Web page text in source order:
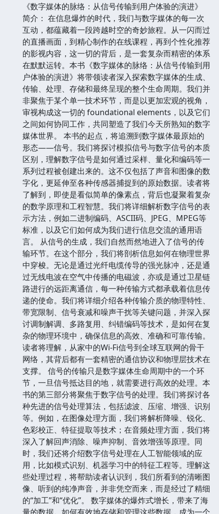
《数字媒体的脉络：从信号传输到用户体验的演进》
简介： 在信息爆炸的时代，我们与数字媒体的每一次
互动，都蕴藏着一段跨越时空的奇妙旅程。从一闪而过
的直播画面，到精心制作的在线课程，再到个性化推荐
的影视内容，这一切的背后，是一套复杂而精密的体系
在默默运转。本书《数字媒体的脉络：从信号传输到用
户体验的演进》将带领读者深入探索数字媒体的生成、
传输、处理、存储和最终呈现的整个生命周期。我们并
非聚焦于某个单一技术环节，而是以更加宏观的视角，
审视构成这一切的 foundational elements，以及它们
之间如何协同工作，共同塑造了我们今天所熟知的数字
媒体世界。 本书的起点，将追溯到数字媒体最原始的
形态——信号。我们将探讨模拟信号与数字信号的本质
区别，理解数字信号是如何通过采样、量化和编码等一
系列过程被创建出来的。这不仅包括了声音和图像的数
字化，更延伸至各种传感器捕捉到的原始数据。读者将
了解到，即使是看似简单的像素点，背后也凝聚着复杂
的数学原理和工程智慧。我们将详细解析数字信号的表
示方法，例如二进制编码、ASCII码、JPEG、MPEG等
标准，以及它们如何成为我们进行信息交流的通用语
言。 从信号的生成，我们自然而然地进入了信号的传
输环节。在这个部分，我们将剖析信息如何在物理世界
中穿梭。无论是通过光纤电缆传导的强光脉冲，还是通
过无线电波在空气中传播的电磁波，亦或是通过卫星链
路进行的远距离通信，每一种传输方式都承载着信息传
递的使命。我们将详细介绍各种传输介质的物理特性、
带宽限制、信号衰减和噪声干扰等关键问题，并深入探
讨调制解调、多路复用、纠错编码等技术，是如何在复
杂的物理环境中，确保信息的高效、准确和可靠传输。
读者将理解，从家中的Wi-Fi信号到全球互联网的骨干
网络，其背后都有一套精密的通信协议和物理层技术在
支撑。 信号的传输只是数字媒体生命周期中的一个环
节，一旦信号抵达目的地，就需要进行高效的处理。本
书的第三部分将聚焦于数字信号的处理。我们将探讨各
种先进的信号处理算法，包括滤波、压缩、增强、识别
等。例如，在图像处理方面，我们将解析降噪、锐化、
色彩校正、特征提取等技术；在音频处理方面，我们将
深入了解回声消除、噪声抑制、音效增强等原理。同
时，我们还将介绍数字信号处理在人工智能领域的应
用，比如模式识别、机器学习中的特征工程等。理解这
些处理过程，将帮助读者认识到，我们所看到的清晰图
像、听到的纯净声音，并非凭空而来，而是经过了精细
的“加工”和“优化”。 数字媒体的爆炸式增长，带来了海